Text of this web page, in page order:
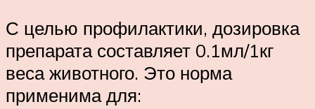
С целью профилактики, дозировка
препарата составляет 0.1мл/1кг
веса животного. Это норма
применима для: